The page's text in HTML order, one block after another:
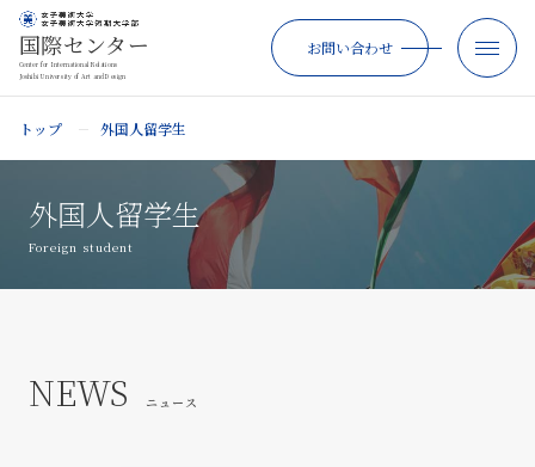
国際センター
Center for International Relations
Joshibi University of Art and Design
お問い合わせ
トップ 外国人留学生
外国人留学生
Foreign student
NEWS ニュース